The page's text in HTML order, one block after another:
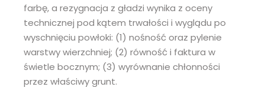
farbę, a rezygnacja z gładzi wynika z oceny
technicznej pod kątem trwałości i wyglądu po
wyschnięciu powłoki: (1) nośność oraz pylenie
warstwy wierzchniej; (2) równość i faktura w
świetle bocznym; (3) wyrównanie chłonności
przez właściwy grunt.